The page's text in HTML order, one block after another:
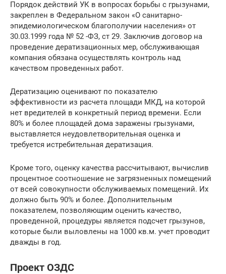
Порядок действий УК в вопросах борьбы с грызунами,
закреплен в Федеральном закон «О санитарно-
эпидемиологическом благополучии населения» от
30.03.1999 года № 52 -ФЗ, ст 29. Заключив договор на
проведение дератизационных мер, обслуживающая
компания обязана осуществлять контроль над
качеством проведенных работ.
Дератизацию оценивают по показателю
эффективности из расчета площади МКД, на которой
нет вредителей в конкретный период времени. Если
80% и более площадей дома заражены грызунами,
выставляется неудовлетворительная оценка и
требуется истребительная дератизация.
Кроме того, оценку качества рассчитывают, вычислив
процентное соотношение не загрязненных помещений
от всей совокупности обслуживаемых помещений. Их
должно быть 90% и более. Дополнительным
показателем, позволяющим оценить качество,
проведенной, процедуры является подсчет грызунов,
которые были выловлены на 1000 кв.м. учет проводит
дважды в год.
Проект ОЗДС